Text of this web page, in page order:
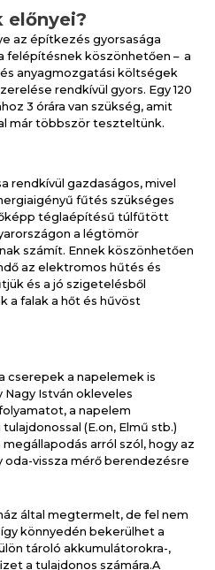
előnyei?
az építkezés gyorsasága
felépítésnek köszönhetően – a
anyagmozgatási költségek
rendkívül gyors. Egy 120
3 órára van szükség, amit
már többször teszteltünk.
rendkívül gazdaságos, mivel
fűtés szükséges
téglaépítésű túlfűtött
a légtömör
számít. Ennek köszönhetően
az elektromos hűtés és
és a jó szigetelésből
a falak a hőt és hűvöst
cserepek a napelemek is
Nagy István okleveles
a napelem
(E.on, Elmű stb.)
arról szól, hogy az
oda-vissza mérő berendezésre
által megtermelt, de fel nem
könnyedén bekerülhet a
tároló akkumulátorokra-,
a tulajdonos számára.A